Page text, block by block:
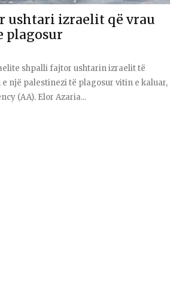
ushtari izraelit që vrau
plagosur
shpalli fajtor ushtarin izraelit të
një palestinezi të plagosur vitin e kaluar,
(AA). Elor Azaria...